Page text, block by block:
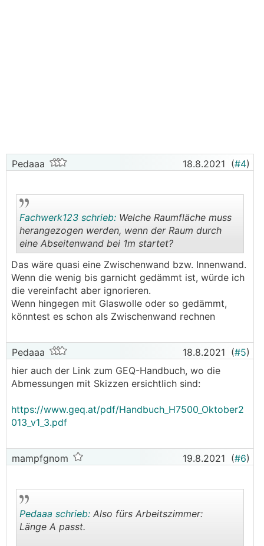
Pedaaa 18.8.2021 (#4)
..
Fachwerk123 schrieb: Welche Raumfläche muss
herangezogen werden, wenn der Raum durch
eine Abseitenwand bei 1m startet?
Das wäre quasi eine Zwischenwand bzw. Innenwand.
Wenn die wenig bis garnicht gedämmt ist, würde ich
die vereinfacht aber ignorieren.
Wenn hingegen mit Glaswolle oder so gedämmt,
könntest es schon als Zwischenwand rechnen
Pedaaa 18.8.2021 (#5)
hier auch der Link zum GEQ-Handbuch, wo die
Abmessungen mit Skizzen ersichtlich sind:
https://www.geq.at/pdf/Handbuch_H7500_Oktober2
013_v1_3.pdf
mampfgnom 19.8.2021 (#6)
Pedaaa schrieb: Also fürs Arbeitszimmer:
Länge A passt.